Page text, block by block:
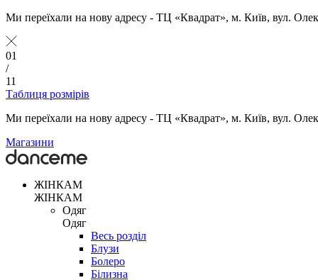
Ми переїхали на нову адресу - ТЦ «Квадрат», м. Київ, вул.
01
/
11
Таблиця розмірів
Ми переїхали на нову адресу - ТЦ «Квадрат», м. Київ, вул.
Магазини
ЖІНКАМ
ЖІНКАМ
Одяг
Одяг
Весь розділ
Блузи
Болеро
Білизна